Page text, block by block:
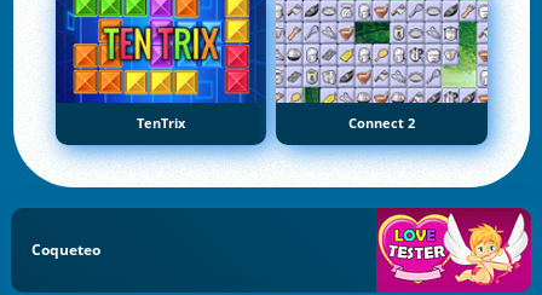
TenTrix Connect 2
Coqueteo